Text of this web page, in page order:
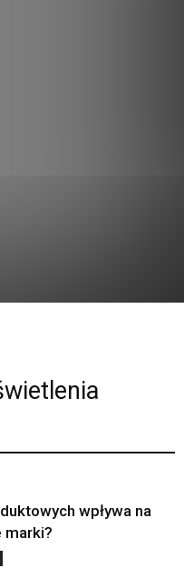
wpływa na
marki?